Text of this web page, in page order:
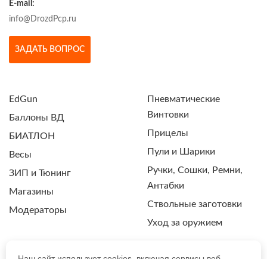
E-mail:
info@DrozdPcp.ru
ЗАДАТЬ ВОПРОС
EdGun
Баллоны ВД
БИАТЛОН
Весы
ЗИП и Тюнинг
Магазины
Модераторы
Пневматические
Винтовки
Прицелы
Пули и Шарики
Ручки, Сошки, Ремни,
Антабки
Ствольные заготовки
Уход за оружием